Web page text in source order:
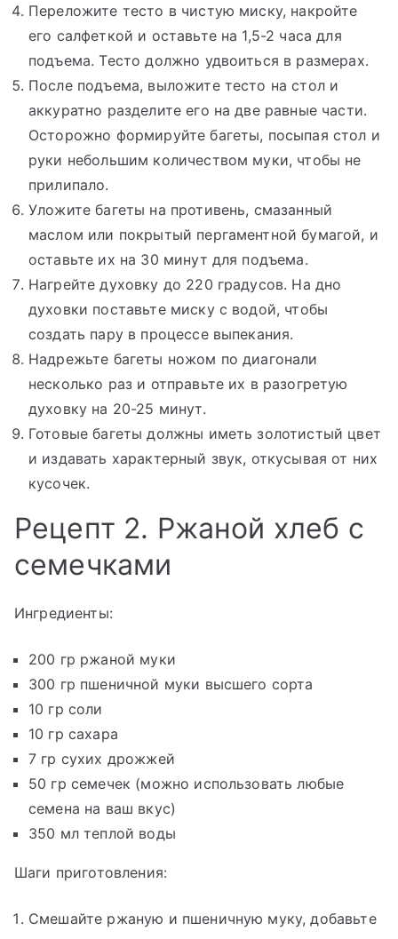
Переложите тесто в чистую миску, накройте
его салфеткой и оставьте на 1,5-2 часа для
подъема. Тесто должно удвоиться в размерах.
После подъема, выложите тесто на стол и
аккуратно разделите его на две равные части.
Осторожно формируйте багеты, посыпая стол и
руки небольшим количеством муки, чтобы не
прилипало.
Уложите багеты на противень, смазанный
маслом или покрытый пергаментной бумагой, и
оставьте их на 30 минут для подъема.
Нагрейте духовку до 220 градусов. На дно
духовки поставьте миску с водой, чтобы
создать пару в процессе выпекания.
Надрежьте багеты ножом по диагонали
несколько раз и отправьте их в разогретую
духовку на 20-25 минут.
Готовые багеты должны иметь золотистый цвет
и издавать характерный звук, откусывая от них
кусочек.
Рецепт 2. Ржаной хлеб с
семечками
Ингредиенты:
200 гр ржаной муки
300 гр пшеничной муки высшего сорта
10 гр соли
10 гр сахара
7 гр сухих дрожжей
50 гр семечек (можно использовать любые
семена на ваш вкус)
350 мл теплой воды
Шаги приготовления:
Смешайте ржаную и пшеничную муку, добавьте